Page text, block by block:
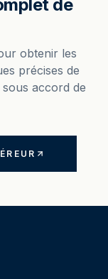
de
obtenir les
précises de
accord de